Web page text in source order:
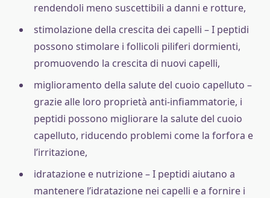
rendendoli meno suscettibili a danni e rotture,
stimolazione della crescita dei capelli – I peptidi
possono stimolare i follicoli piliferi dormienti,
promuovendo la crescita di nuovi capelli,
miglioramento della salute del cuoio capelluto –
grazie alle loro proprietà anti-infiammatorie, i
peptidi possono migliorare la salute del cuoio
capelluto, riducendo problemi come la forfora e
l’irritazione,
idratazione e nutrizione – I peptidi aiutano a
mantenere l’idratazione nei capelli e a fornire i